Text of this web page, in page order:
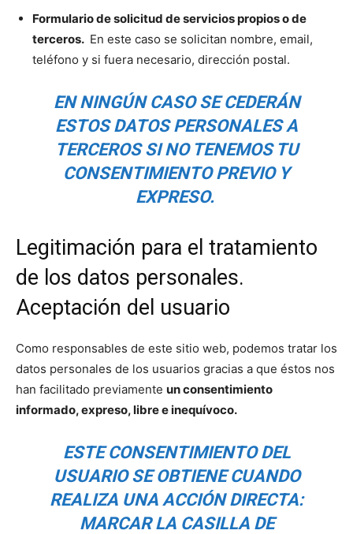
Formulario de solicitud de servicios propios o de
terceros. En este caso se solicitan nombre, email,
teléfono y si fuera necesario, dirección postal.
EN NINGÚN CASO SE CEDERÁN
ESTOS DATOS PERSONALES A
TERCEROS SI NO TENEMOS TU
CONSENTIMIENTO PREVIO Y
EXPRESO.
Legitimación para el tratamiento
de los datos personales.
Aceptación del usuario
Como responsables de este sitio web, podemos tratar los
datos personales de los usuarios gracias a que éstos nos
han facilitado previamente un consentimiento
informado, expreso, libre e inequívoco.
ESTE CONSENTIMIENTO DEL
USUARIO SE OBTIENE CUANDO
REALIZA UNA ACCIÓN DIRECTA:
MARCAR LA CASILLA DE